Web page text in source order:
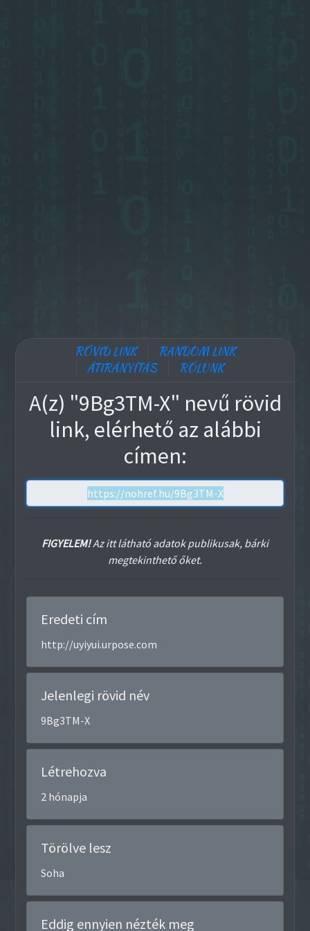
RÖVID LINK
RANDOM LINK
ÁTIRÁNYÍTÁS
RÓLUNK
A(z) "9Bg3TM-X" nevű rövid
link, elérhető az alábbi
címen:
FIGYELEM!Az itt látható adatok publikusak, bárki
megtekinthető őket.
Eredeti cím
http://uyiyui.urpose.com
Jelenlegi rövid név
9Bg3TM-X
Létrehozva
2 hónapja
Törölve lesz
Soha
Eddig ennyien nézték meg